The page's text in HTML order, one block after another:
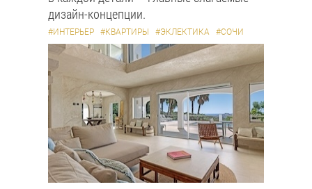
дизайн-концепции.
#ИНТЕРЬЕР #КВАРТИРЫ #ЭКЛЕКТИКА #СОЧИ